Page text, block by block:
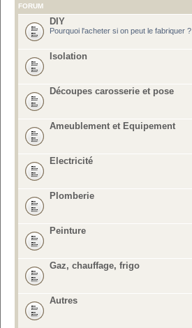
FORUM
DIY
Pourquoi l'acheter si on peut le fabriquer ?
Isolation
Découpes carosserie et pose
Ameublement et Equipement
Electricité
Plomberie
Peinture
Gaz, chauffage, frigo
Autres